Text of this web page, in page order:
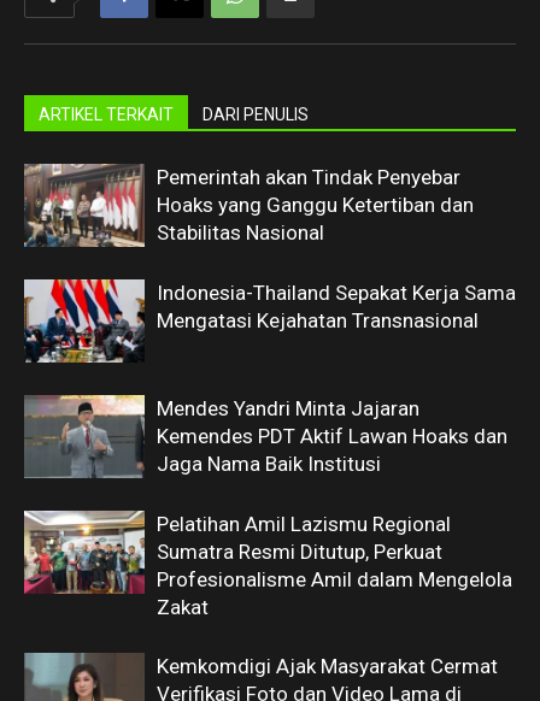
ARTIKEL TERKAIT DARI PENULIS
Pemerintah akan Tindak Penyebar
Hoaks yang Ganggu Ketertiban dan
Stabilitas Nasional
Indonesia-Thailand Sepakat Kerja Sama
Mengatasi Kejahatan Transnasional
Mendes Yandri Minta Jajaran
Kemendes PDT Aktif Lawan Hoaks dan
Jaga Nama Baik Institusi
Pelatihan Amil Lazismu Regional
Sumatra Resmi Ditutup, Perkuat
Profesionalisme Amil dalam Mengelola
Zakat
Kemkomdigi Ajak Masyarakat Cermat
Verifikasi Foto dan Video Lama di